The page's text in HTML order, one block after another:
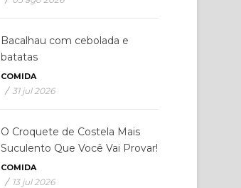
Bacalhau com cebolada e
batatas
COMIDA
/ 31 jul 2026
O Croquete de Costela Mais
Suculento Que Você Vai Provar!
COMIDA
/ 13 jul 2026